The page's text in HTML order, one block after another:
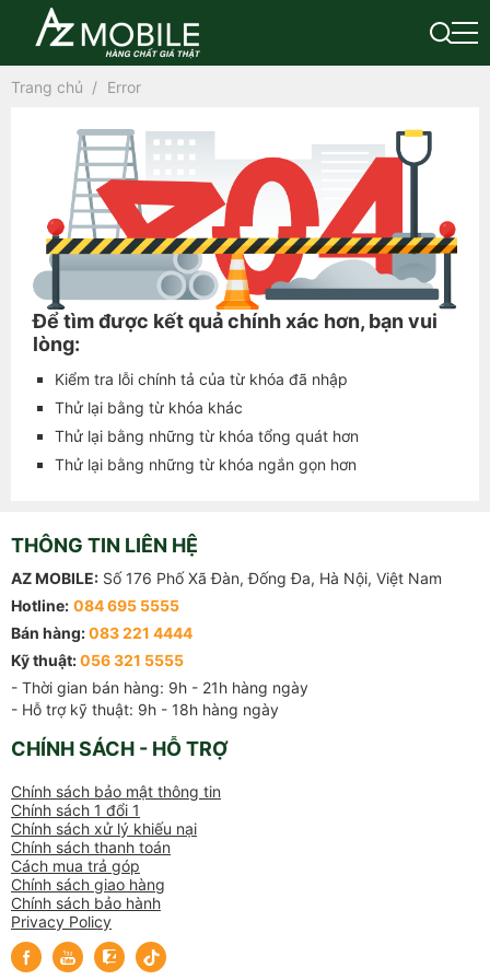
Trang chủ Error
Để tìm được kết quả chính xác hơn, bạn vui
lòng:
Kiểm tra lỗi chính tả của từ khóa đã nhập
Thử lại bằng từ khóa khác
Thử lại bằng những từ khóa tổng quát hơn
Thử lại bằng những từ khóa ngắn gọn hơn
THÔNG TIN LIÊN HỆ
AZ MOBILE: Số 176 Phố Xã Đàn, Đống Đa, Hà Nội, Việt Nam
Hotline: 084 695 5555
Bán hàng:083 221 4444
Kỹ thuật:056 321 5555
- Thời gian bán hàng: 9h - 21h hàng ngày
- Hỗ trợ kỹ thuật: 9h - 18h hàng ngày
CHÍNH SÁCH - HỖ TRỢ
Chính sách bảo mật thông tin
Chính sách 1 đổi 1
Chính sách xử lý khiếu nại
Chính sách thanh toán
Cách mua trả góp
Chính sách giao hàng
Chính sách bảo hành
Privacy Policy